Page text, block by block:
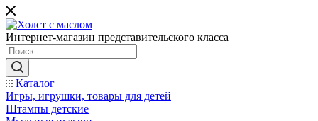
Интернет-магазин представительского класса
Каталог
Игры, игрушки, товары для детей
Штампы детские